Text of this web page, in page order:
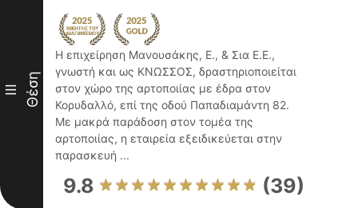
III Θέση
Η επιχείρηση Μανουσάκης, Ε., & Σια Ε.Ε.,
γνωστή και ως ΚΝΩΣΣΟΣ, δραστηριοποιείται
στον χώρο της αρτοποιίας με έδρα στον
Κορυδαλλό, επί της οδού Παπαδιαμάντη 82.
Με μακρά παράδοση στον τομέα της
αρτοποιίας, η εταιρεία εξειδικεύεται στην
παρασκευή ...
9.8 (39)